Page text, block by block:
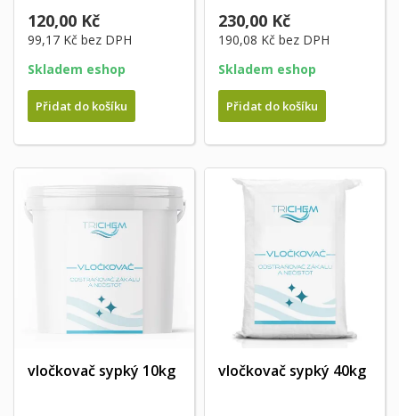
120,00 Kč
99,17 Kč bez DPH
Skladem eshop
Přidat do košíku
230,00 Kč
190,08 Kč bez DPH
Skladem eshop
Přidat do košíku
vločkovač sypký 10kg vločkovač sypký 40kg